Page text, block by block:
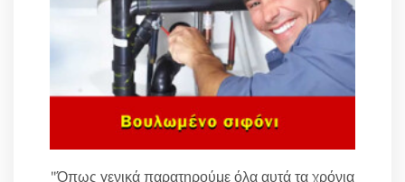
"Όπως γενικά παρατηρούμε όλα αυτά τα χρόνια